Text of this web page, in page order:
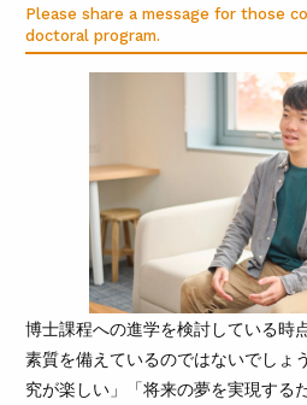
Please share a message for those
doctoral program.
博士課程への進学を検討している時
素質を備えているのではないでしょ
究が楽しい」「将来の夢を実現する